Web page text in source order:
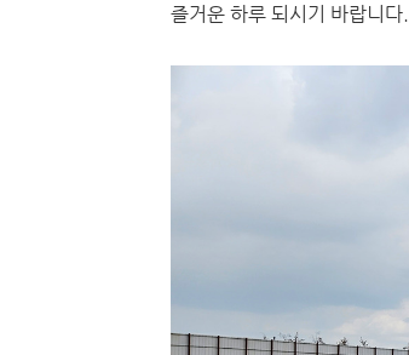
즐거운 하루 되시기 바랍니다.